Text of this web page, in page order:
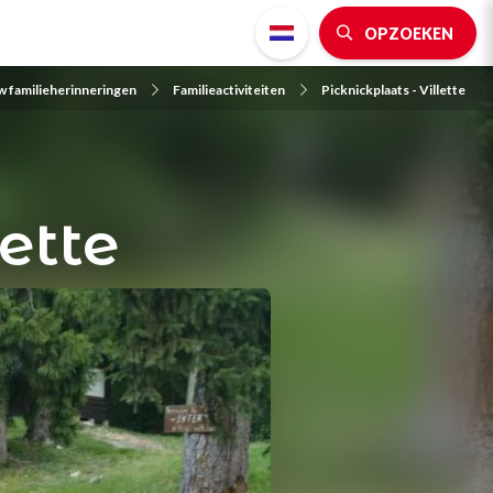
OPZOEKEN
familieherinneringen Familieactiviteiten Picknickplaats - Villette